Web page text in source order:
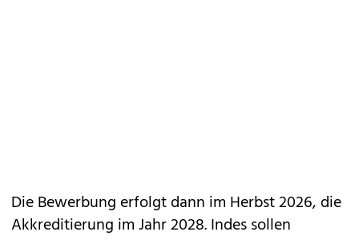
Die Bewerbung erfolgt dann im Herbst 2026, die
Akkreditierung im Jahr 2028. Indes sollen